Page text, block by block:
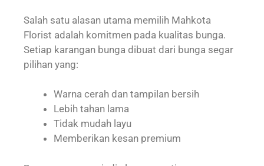
Salah satu alasan utama memilih Mahkota
Florist adalah komitmen pada kualitas bunga.
Setiap karangan bunga dibuat dari bunga segar
pilihan yang:
Warna cerah dan tampilan bersih
Lebih tahan lama
Tidak mudah layu
Memberikan kesan premium